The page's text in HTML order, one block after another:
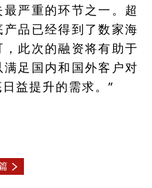
严重的环节之一。超
品已经得到了数家海
此次的融资将有助于
足国内和国外客户对
益提升的需求。”